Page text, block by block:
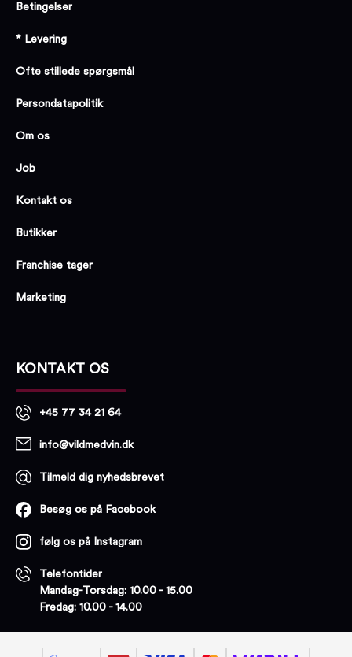
Betingelser
* Levering
Ofte stillede spørgsmål
Persondatapolitik
Om os
Job
Kontakt os
Butikker
Franchise tager
Marketing
KONTAKT OS
+45 77 34 21 64
info@vildmedvin.dk
Tilmeld dig nyhedsbrevet
Besøg os på Facebook
følg os på Instagram
Telefontider
Mandag-Torsdag: 10.00 - 15.00
Fredag: 10.00 - 14.00